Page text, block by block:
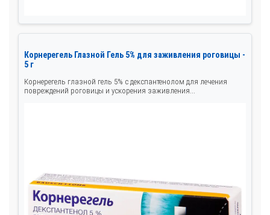
Корнерегель Глазной Гель 5% для заживления роговицы -
5 г
Корнерегель глазной гель 5% с декспантенолом для лечения
повреждений роговицы и ускорения заживления...